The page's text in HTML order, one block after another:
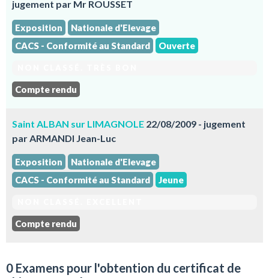
jugement par Mr ROUSSET
Exposition
Nationale d'Elevage
CACS - Conformité au Standard
Ouverte
Compte rendu
Saint ALBAN sur LIMAGNOLE 22/08/2009 - jugement
par ARMANDI Jean-Luc
Exposition
Nationale d'Elevage
CACS - Conformité au Standard
Jeune
Compte rendu
0 Examens pour l'obtention du certificat de